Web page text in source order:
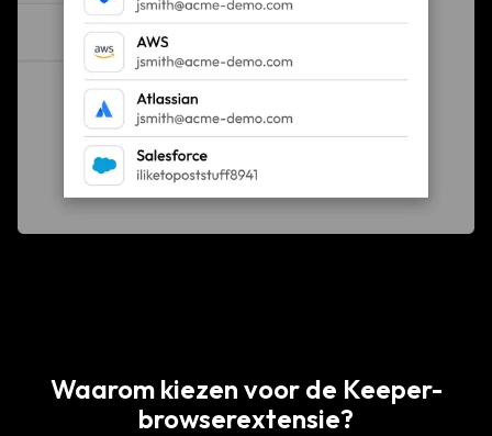
Waarom kiezen voor de Keeper-
browserextensie?